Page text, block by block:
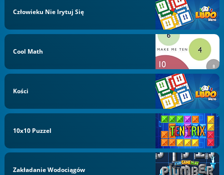
Człowieku Nie Irytuj Się
Cool Math
Kości
10x10 Puzzel
Zakładanie Wodociągów